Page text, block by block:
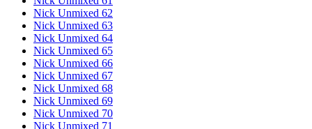
Nick Unmixed 62
Nick Unmixed 63
Nick Unmixed 64
Nick Unmixed 65
Nick Unmixed 66
Nick Unmixed 67
Nick Unmixed 68
Nick Unmixed 69
Nick Unmixed 70
Nick Unmixed 71